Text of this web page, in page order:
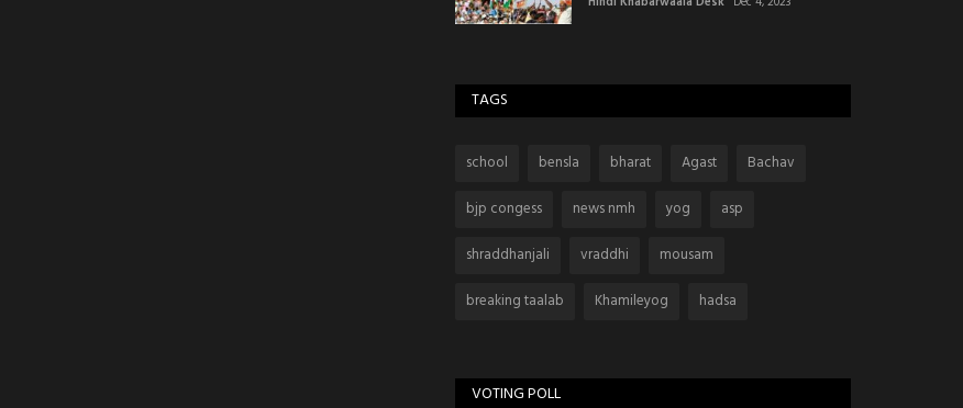
TAGS
school bensla bharat Agast
Bachav
bjp congess
news nmh yog
asp
shraddhanjali
vraddhi
mousam
breaking taalab
Khamileyog hadsa
VOTING POLL